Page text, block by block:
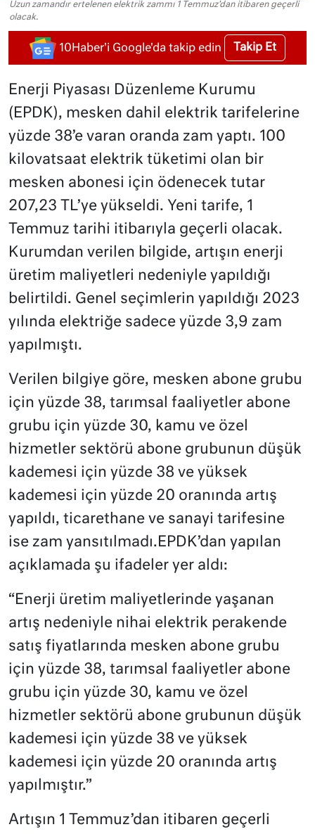
Uzun zamandır ertelenen elektrik zammı 1 Temmuz'dan itibaren geçerli
olacak.
10Haber'i Google'da takip edin Takip Et
Enerji Piyasası Düzenleme Kurumu
(EPDK), mesken dahil elektrik tarifelerine
yüzde 38’e varan oranda zam yaptı. 100
kilovatsaat elektrik tüketimi olan bir
mesken abonesi için ödenecek tutar
207,23 TL’ye yükseldi. Yeni tarife, 1
Temmuz tarihi itibarıyla geçerli olacak.
Kurumdan verilen bilgide, artışın enerji
üretim maliyetleri nedeniyle yapıldığı
belirtildi. Genel seçimlerin yapıldığı 2023
yılında elektriğe sadece yüzde 3,9 zam
yapılmıştı.
Verilen bilgiye göre, mesken abone grubu
için yüzde 38, tarımsal faaliyetler abone
grubu için yüzde 30, kamu ve özel
hizmetler sektörü abone grubunun düşük
kademesi için yüzde 38 ve yüksek
kademesi için yüzde 20 oranında artış
yapıldı, ticarethane ve sanayi tarifesine
ise zam yansıtılmadı.EPDK’dan yapılan
açıklamada şu ifadeler yer aldı:
“Enerji üretim maliyetlerinde yaşanan
artış nedeniyle nihai elektrik perakende
satış fiyatlarında mesken abone grubu
için yüzde 38, tarımsal faaliyetler abone
grubu için yüzde 30, kamu ve özel
hizmetler sektörü abone grubunun düşük
kademesi için yüzde 38 ve yüksek
kademesi için yüzde 20 oranında artış
yapılmıştır.”
Artışın 1 Temmuz’dan itibaren geçerli